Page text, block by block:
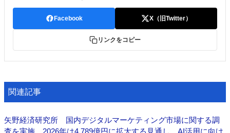
Facebook X（旧Twitter）
リンクをコピー
関連記事
矢野経済研究所 国内デジタルマーケティング市場に関する調
査を実施 2026年は4,789億円に拡大する見通し、AI活用に向け